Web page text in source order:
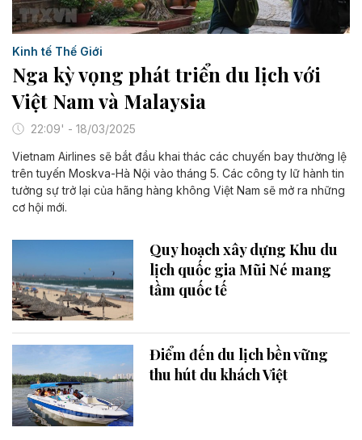
Kinh tế Thế Giới
Nga kỳ vọng phát triển du lịch với
Việt Nam và Malaysia
22:09' - 18/03/2025
Vietnam Airlines sẽ bắt đầu khai thác các chuyến bay thường lệ
trên tuyến Moskva-Hà Nội vào tháng 5. Các công ty lữ hành tin
tưởng sự trở lại của hãng hàng không Việt Nam sẽ mở ra những
cơ hội mới.
Quy hoạch xây dựng Khu du
lịch quốc gia Mũi Né mang
tầm quốc tế
Điểm đến du lịch bền vững
thu hút du khách Việt